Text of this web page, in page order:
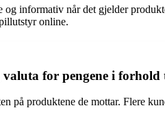
informativ når det gjelder
online.
for pengene i
produktene de mottar. Flere